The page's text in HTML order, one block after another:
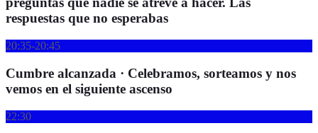
respuestas que no esperabas
20:35-20:45
Cumbre alcanzada · Celebramos, sorteamos y nos
vemos en el siguiente ascenso
22:30